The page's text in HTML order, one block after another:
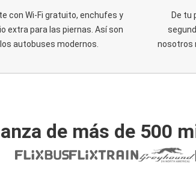
con Wi-Fi gratuito, enchufes y
extra para las piernas. Así son
los autobuses modernos.
De tu
nosotros
de más de 500